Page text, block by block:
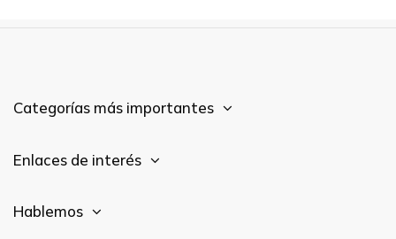
Categorías más importantes
Enlaces de interés
Hablemos